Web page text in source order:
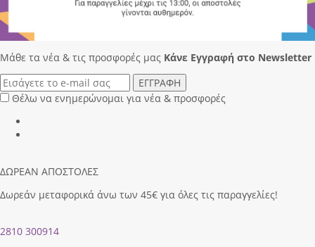
Μάθε τα νέα & τις προσφορές μας Κάνε Eγγραφή στο Newsletter
ΕΓΓΡΑΦΗ
Θέλω να ενημερώνομαι για νέα & προσφορές
ΔΩΡΕΑΝ ΑΠΟΣΤΟΛΕΣ
Δωρεάν μεταφορικά άνω των 45€ για όλες τις παραγγελίες!
2810 300914